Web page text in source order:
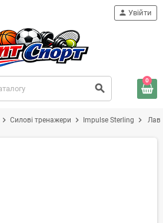
search
person Увійти
0
chevron_right Силові тренажери chevron_right Impulse Sterling chevron_right